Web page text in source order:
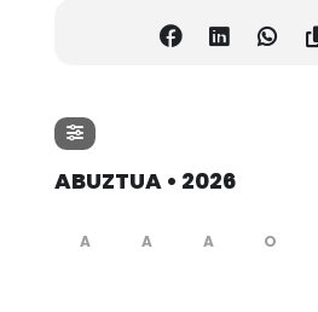
ABUZTUA • 2026